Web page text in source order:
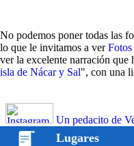
No podemos poner todas las
lo que le invitamos a ver
ver la excelente narración que
isla de Nácar y Sal", con una
Un pedacito de
Lugares